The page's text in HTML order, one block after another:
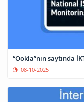
“Ookla”nın saytında
08-10-2025